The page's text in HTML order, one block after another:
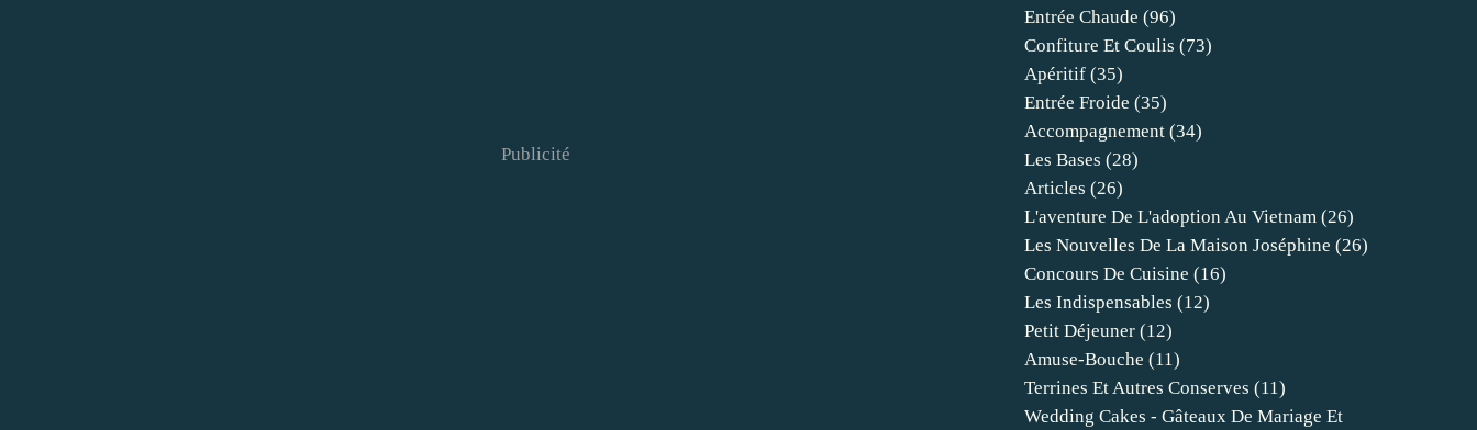
Publicité
Entrée Chaude (96)
Confiture Et Coulis (73)
Apéritif (35)
Entrée Froide (35)
Accompagnement (34)
Les Bases (28)
Articles (26)
L'aventure De L'adoption Au Vietnam (26)
Les Nouvelles De La Maison Joséphine (26)
Concours De Cuisine (16)
Les Indispensables (12)
Petit Déjeuner (12)
Amuse-Bouche (11)
Terrines Et Autres Conserves (11)
Wedding Cakes - Gâteaux De Mariage Et